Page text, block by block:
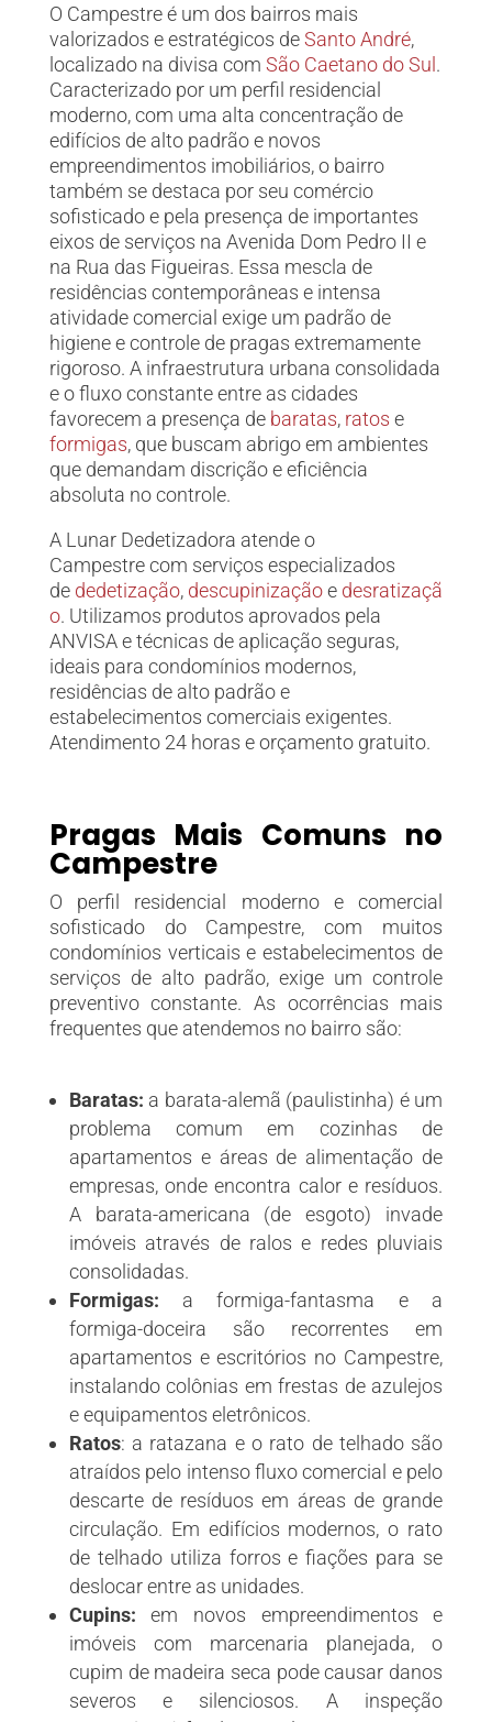
O Campestreé um dos bairros mais
valorizados e estratégicos deSanto André,
localizado na divisa com São Caetano do Sul .
Caracterizado por um perfil residencial
moderno, com uma alta concentração de
edifícios de alto padrão e novos
empreendimentos imobiliários, o bairro
também se destaca por seu comércio
sofisticado e pela presença de importantes
eixos de serviços na Avenida Dom Pedro II e
na Rua das Figueiras. Essa mescla de
residências contemporâneas e intensa
atividade comercial exige um padrão de
higiene e controle de pragas extremamente
rigoroso. A infraestrutura urbana consolidada
e o fluxo constante entre as cidades
favorecem a presença de baratas, ratos e
formigas, que buscam abrigo em ambientes
que demandam discrição e eficiência
absoluta no controle.
A Lunar Dedetizadora atende o
Campestrecom serviços especializados
de dedetização, descupinização e desratizaçã
o. Utilizamos produtos aprovados pela
ANVISA e técnicas de aplicação seguras,
ideais para condomínios modernos,
residências de alto padrão e
estabelecimentos comerciais exigentes.
Atendimento 24 horas e orçamento gratuito.
Pragas Mais Comuns no
Campestre
O perfil residencial moderno e comercial
sofisticado do Campestre, com muitos
condomínios verticais e estabelecimentos de
serviços de alto padrão, exige um controle
preventivo constante. As ocorrências mais
frequentes que atendemos no bairro são:
Baratas: a barata-alemã (paulistinha) é um
problema comum em cozinhas de
apartamentos e áreas de alimentação de
empresas, onde encontra calor e resíduos.
A barata-americana (de esgoto) invade
imóveis através de ralos e redes pluviais
consolidadas.
Formigas: a formiga-fantasma e a
formiga-doceira são recorrentes em
apartamentos e escritórios no Campestre,
instalando colônias em frestas de azulejos
e equipamentos eletrônicos.
Ratos: a ratazana e o rato de telhado são
atraídos pelo intenso fluxo comercial e pelo
descarte de resíduos em áreas de grande
circulação. Em edifícios modernos, o rato
de telhado utiliza forros e fiações para se
deslocar entre as unidades.
Cupins: em novos empreendimentos e
imóveis com marcenaria planejada, o
cupim de madeira seca pode causar danos
severos e silenciosos. A inspeção